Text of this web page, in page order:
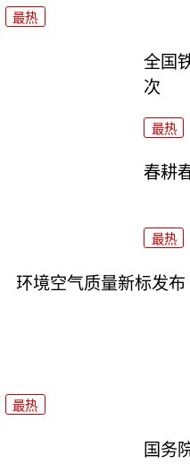
最热
全国
次
最热
春耕
最热
环境空气质量新标发布
最热
国务